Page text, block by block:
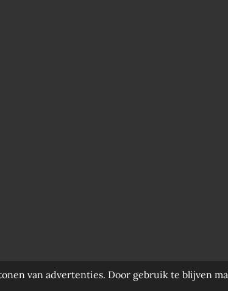
van advertenties. Door gebruik te blijven